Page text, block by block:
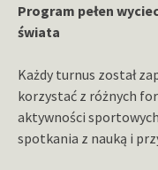
Program pełen
świata
Każdy turnus został
korzystać z różnych
aktywności
spotkania z nauką i